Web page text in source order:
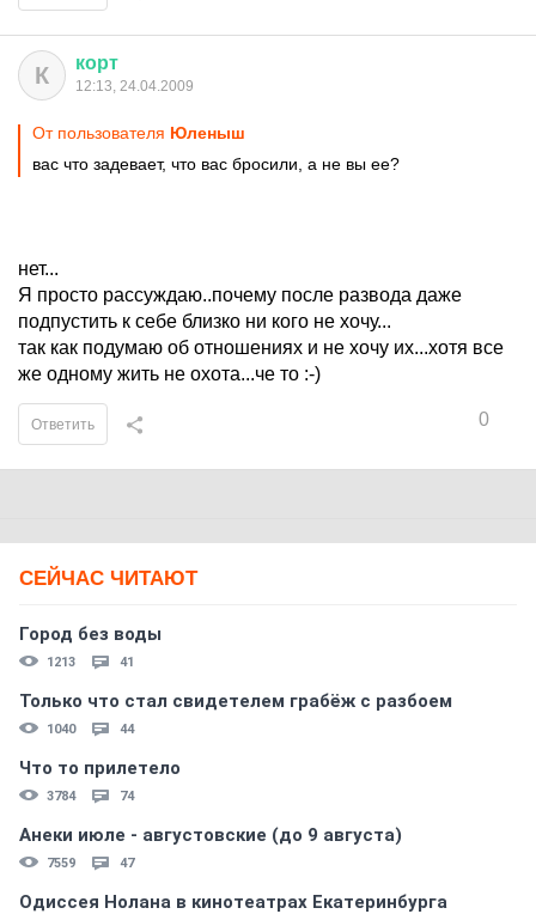
К корт
12:13, 24.04.2009
От пользователя Юленыш
вас что задевает, что вас бросили, а не вы ее?
нет...
Я просто рассуждаю..почему после развода даже
подпустить к себе близко ни кого не хочу...
так как подумаю об отношениях и не хочу их...хотя все
же одному жить не охота...че то :-)
0
Ответить
СЕЙЧАС ЧИТАЮТ
Город без воды
1213 41
Только что стал свидетелем грабёж с разбоем
1040 44
Что то прилетело
3784 74
Анеки июле - августовские (до 9 августа)
7559 47
Одиссея Нолана в кинотеатрах Екатеринбурга